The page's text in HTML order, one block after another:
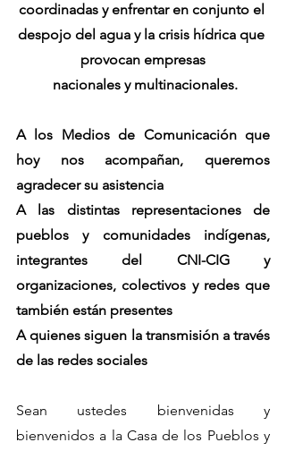
coordinadas y enfrentar en conjunto el
despojo del agua y la crisis hídrica que
provocan empresas
nacionales y multinacionales.
A los Medios de Comunicación que
hoy nos acompañan, queremos
agradecer su asistencia
A las distintas representaciones de
pueblos y comunidades indígenas,
integrantes del CNI-CIG y
organizaciones, colectivos y redes que
también están presentes
A quienes siguen la transmisión a través
de las redes sociales
Sean ustedes bienvenidas y
bienvenidos a la Casa de los Pueblos y